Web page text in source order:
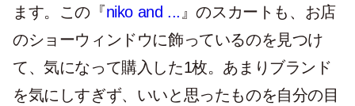
ます。この『niko and ... 』のスカートも、お店
のショーウィンドウに飾っているのを見つけ
て、気になって購入した1枚。あまりブランド
を気にしすぎず、いいと思ったものを自分の目